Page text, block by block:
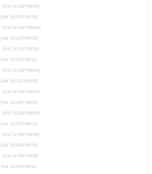
(Ref. SU100TYAU00)
(Ref. SU100TYAU02)
(Ref. SU100TPAW00)
(Ref. SU100TPAW02)
(Ref. SU150TYAT00)
(Ref. SU150TYAT02)
(Ref. SU130TPAW00)
(Ref. SU130TPAW02)
(Ref. SU180TYAR00)
(Ref. SU180TYAR02)
(Ref. SU200TPAR00)
(Ref. SU200TPAR02)
(Ref. SU260TYAU00)
(Ref. SU260TYAU02)
(Ref. SU260TPAT00)
(Ref. SU260TPAT02)